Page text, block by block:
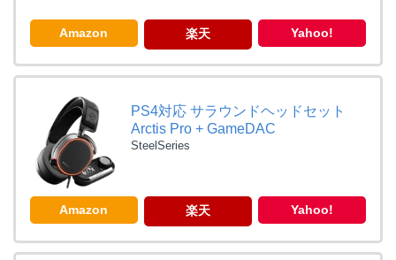
Amazon 楽天 Yahoo!
PS4対応 サラウンドヘッドセット
Arctis Pro + GameDAC
SteelSeries
Amazon 楽天 Yahoo!